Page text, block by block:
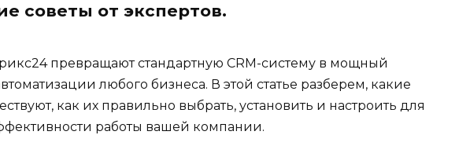
советы от экспертов.
превращают стандартную CRM-систему в мощный
любого бизнеса. В этой статье разберем, какие
как их правильно выбрать, установить и настроить для
работы вашей компании.